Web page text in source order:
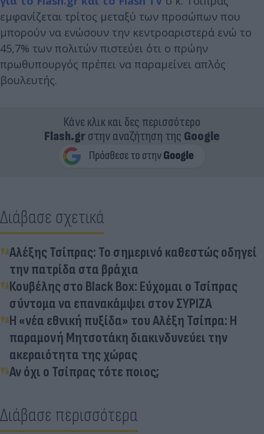
εμφανίζεται τρίτος μεταξύ των προσώπων που
μπορούν να ενώσουν την κεντροαριστερά ενώ το
45,7% των πολιτών πιστεύει ότι ο πρώην
πρωθυπουργός πρέπει να παραμείνει απλός
βουλευτής.
Κάνε κλικ και δες περισσότερο
Flash.grστην αναζήτηση της Google
Διάβασε σχετικά
Αλέξης Τσίπρας: Το σημερινό καθεστώς οδηγεί
την πατρίδα στα βράχια
Κουβέλης στο Black Box: Εύχομαι ο Τσίπρας
σύντομα να επανακάμψει στον ΣΥΡΙΖΑ
Η «νέα εθνική πυξίδα» του Αλέξη Τσίπρα: Η
παραμονή Μητσοτάκη διακινδυνεύει την
ακεραιότητα της χώρας
Αν όχι ο Τσίπρας τότε ποιος;
Διάβασε περισσότερα